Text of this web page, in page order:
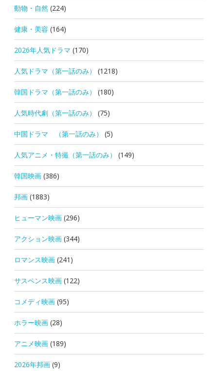
動物・自然 (224)
健康・美容 (164)
2026年人気ドラマ (170)
人気ドラマ（第一話のみ） (1218)
韓国ドラマ（第一話のみ） (180)
人気時代劇（第一話のみ） (75)
中国ドラマ （第一話のみ） (5)
人気アニメ・特撮（第一話のみ） (149)
韓国映画 (386)
邦画 (1883)
ヒューマン映画 (296)
アクション映画 (344)
ロマンス映画 (241)
サスペンス映画 (122)
コメディ映画 (95)
ホラー映画 (28)
アニメ映画 (189)
2026年邦画 (9)